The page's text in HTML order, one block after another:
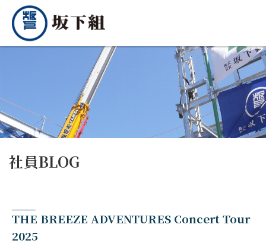
社員BLOG
THE BREEZE ADVENTURES Concert Tour
2025